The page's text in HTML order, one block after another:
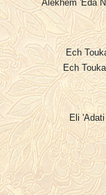
Alékhèm 'Eda
Ech
Ech
Eli